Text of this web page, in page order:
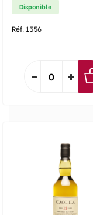
Disponible
Réf. 1556